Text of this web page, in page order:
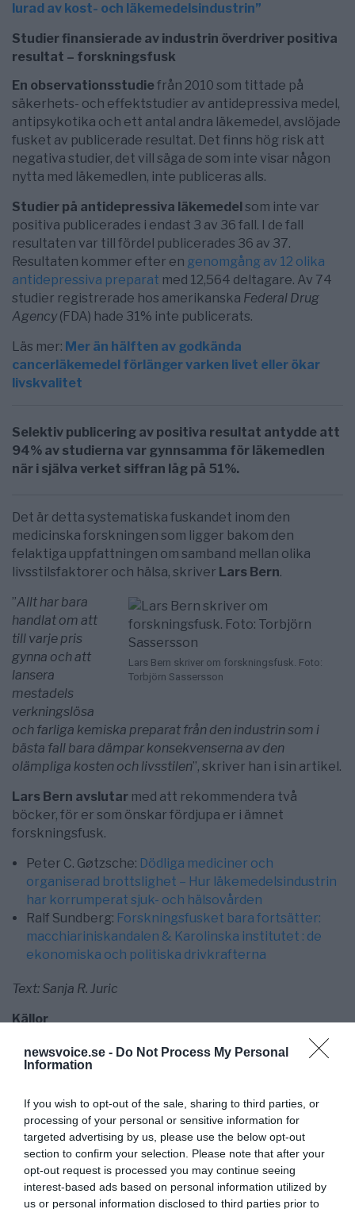
newsvoice.se - Do Not Process My Personal
Information
If you wish to opt-out of the sale, sharing to third parties, or
processing of your personal or sensitive information for
targeted advertising by us, please use the below opt-out
section to confirm your selection. Please note that after your
opt-out request is processed you may continue seeing
interest-based ads based on personal information utilized by
us or personal information disclosed to third parties prior to
lurad av kost- och läkemedelsindustrin”
Studier finansierade av industrin överdriver positiva
resultat – forskningsfusk
En observationsstudiefrån 2010 som tittade på
säkerhets- och effektstudier av antidepressiva medel,
antipsykotika och ett antal andra läkemedel, avslöjade
fusket av publicerade resultat. Det finns hög risk att
negativa studier, det vill säga de som inte visar någon
nytta med läkemedlen, inte publiceras alls.
Studier på antidepressiva läkemedel som inte var
positiva publicerades i endast 3 av 36 fall. I de fall
resultaten var till fördel publicerades 36 av 37.
Resultaten kommer efter en genomgång av 12 olika
antidepressiva preparat med 12,564 deltagare. Av 74
studier registrerade hos amerikanska Federal Drug
Agency(FDA) hade 31% inte publicerats.
Läs mer: Mer än hälften av godkända
cancerläkemedel förlänger varken livet eller ökar
livskvalitet
Selektiv publicering av positiva resultat antydde att
94% av studierna var gynnsamma för läkemedlen
när i själva verket siffran låg på 51%.
Det är detta systematiska fuskandet inom den
medicinska forskningen som ligger bakom den
felaktiga uppfattningen om samband mellan olika
livsstilsfaktorer och hälsa, skriver Lars Bern.
Lars Bern skriver om forskningsfusk. Foto:
Torbjörn Sassersson
”Allt har bara
handlat om att
till varje pris
gynna och att
lansera
mestadels
verkningslösa
och farliga kemiska preparat från den industrin som i
bästa fall bara dämpar konsekvenserna av den
olämpliga kosten och livsstilen”, skriver han i sin artikel.
Lars Bern avslutar med att rekommendera två
böcker, för er som önskar fördjupa er i ämnet
forskningsfusk.
Peter C. Gøtzsche: Dödliga mediciner och
organiserad brottslighet – Hur läkemedelsindustrin
har korrumperat sjuk- och hälsovården
Ralf Sundberg: Forskningsfusket bara fortsätter:
macchiariniskandalen & Karolinska institutet : de
ekonomiska och politiska drivkrafterna
Text: Sanja R. Juric
Källor
Anthropocene:Forskningsfusket satt i system inom
Big Pharma
Doctors: A Story of Corruption
Medium: The Corruption of Evidence Based
Medicine – Killing for Profit
PubMed:Outcome reporting among drug trials
registered in ClinicalTrials.gov
The New England Journal of Medicine:Selective